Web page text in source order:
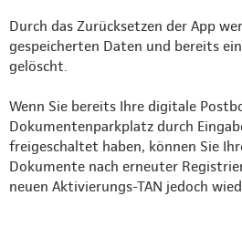
Durch das Zurücksetzen der App
gespeicherten Daten und bereits
gelöscht.
Wenn Sie bereits Ihre digitale
Dokumentenparkplatz durch
freigeschaltet haben, können Sie
Dokumente nach erneuter
neuen Aktivierungs-TAN jedoch